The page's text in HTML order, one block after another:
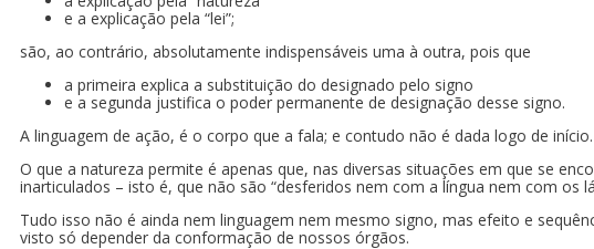
e a explicação pela “lei”;
são, ao contrário, absolutamente indispensáveis uma à outra, pois que
a primeira explica a substituição do designado pelo signo
e a segunda justifica o poder permanente de designação desse signo.
A linguagem de ação, é o corpo que a fala; e contudo não é dada logo de início.
O que a natureza permite é apenas que, nas diversas situações em que se
inarticulados – isto é, que não são “desferidos nem com a língua nem com os
Tudo isso não é ainda nem linguagem nem mesmo signo, mas efeito e
visto só depender da conformação de nossos órgãos.